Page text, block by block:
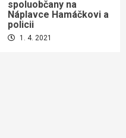
spoluobčany na
Náplavce Hamáčkovi a
policii
1. 4. 2021